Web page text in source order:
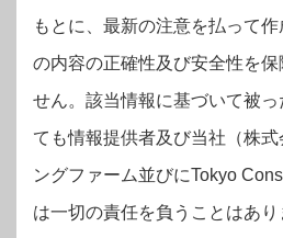
もとに、最新の注意を払って
の内容の正確性及び安全性を
せん。該当情報に基づいて被
ても情報提供者及び当社（株
ングファーム並びにTokyo
は一切の責任を負うことはあ